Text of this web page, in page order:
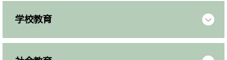
学校教育